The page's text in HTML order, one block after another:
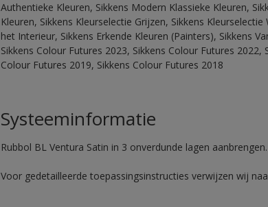
Authentieke Kleuren, Sikkens Modern Klassieke Kleuren,
Kleuren, Sikkens Kleurselectie Grijzen, Sikkens
het Interieur, Sikkens Erkende Kleuren (Painters), Sikkens
Sikkens Colour Futures 2023, Sikkens Colour Futures
Colour Futures 2019, Sikkens Colour Futures 2018
Systeeminformatie
Rubbol BL Ventura Satin in 3 onverdunde lagen aanbrengen.
Voor gedetailleerde toepassingsinstructies verwijzen wij